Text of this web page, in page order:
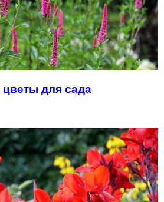
для сада